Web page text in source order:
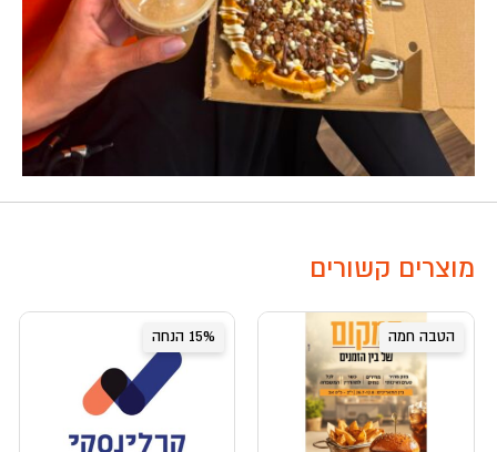
מוצרים קשורים
הטבה חמה 15% הנחה